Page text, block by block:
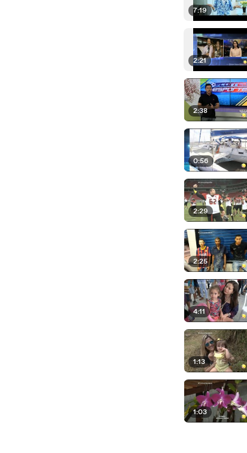
7:19
2:21
2:38
0:56
2:29
2:25
4:11
1:13
1:03